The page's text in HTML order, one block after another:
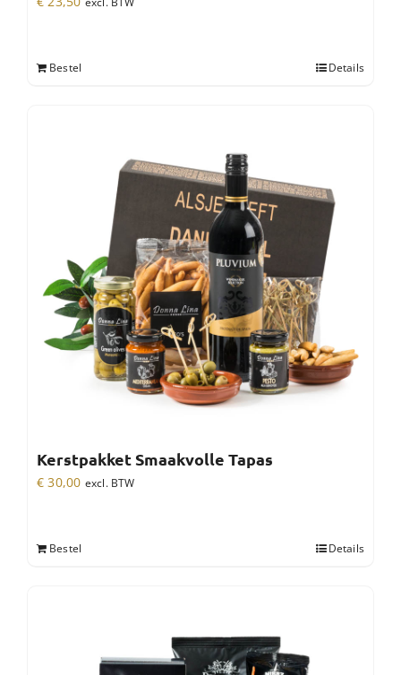
Bestel Details
Kerstpakket Smaakvolle Tapas
€ 30,00 excl. BTW
Bestel Details